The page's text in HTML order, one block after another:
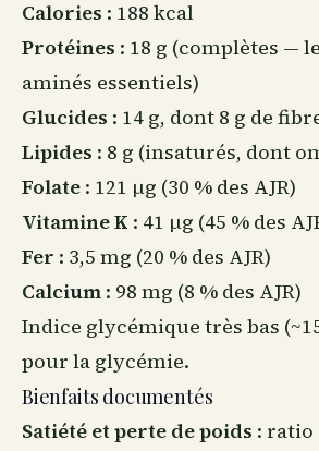
Calories : 188 kcal
Protéines : 18 g (complètes —
aminés essentiels)
Glucides : 14 g, dont 8 g de
Lipides : 8 g (insaturés, dont
Folate : 121 µg (30 % des AJR)
Vitamine K : 41 µg (45 % des
Fer : 3,5 mg (20 % des AJR)
Calcium : 98 mg (8 % des AJR)
Indice glycémique très bas
pour la glycémie.
Bienfaits documentés
Satiété et perte de poids : ratio